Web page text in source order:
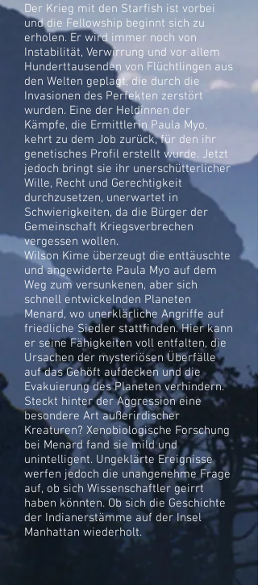
Der Krieg mit den Starfish ist vorbei
und die Fellowship beginnt sich zu
erholen. Er wird immer noch von
Instabilität, Verwirrung und vor allem
Hunderttausenden von Flüchtlingen aus
den Welten geplagt, die durch die
Invasionen des Perfekten zerstört
wurden. Eine der Heldinnen der
Kämpfe, die Ermittlerin Paula Myo,
kehrt zu dem Job zurück, für den ihr
genetisches Profil erstellt wurde. Jetzt
jedoch bringt sie ihr unerschütterlicher
Wille, Recht und Gerechtigkeit
durchzusetzen, unerwartet in
Schwierigkeiten, da die Bürger der
Gemeinschaft Kriegsverbrechen
vergessen wollen.
Wilson Kime überzeugt die enttäuschte
und angewiderte Paula Myo auf dem
Weg zum versunkenen, aber sich
schnell entwickelnden Planeten
Menard, wo unerklärliche Angriffe auf
friedliche Siedler stattfinden. Hier kann
er seine Fähigkeiten voll entfalten, die
Ursachen der mysteriösen Überfälle
auf das Gehöft aufdecken und die
Evakuierung des Planeten verhindern.
Steckt hinter der Aggression eine
besondere Art außerirdischer
Kreaturen? Xenobiologische Forschung
bei Menard fand sie mild und
unintelligent. Ungeklärte Ereignisse
werfen jedoch die unangenehme Frage
auf, ob sich Wissenschaftler geirrt
haben könnten. Ob sich die Geschichte
der Indianerstämme auf der Insel
Manhattan wiederholt.